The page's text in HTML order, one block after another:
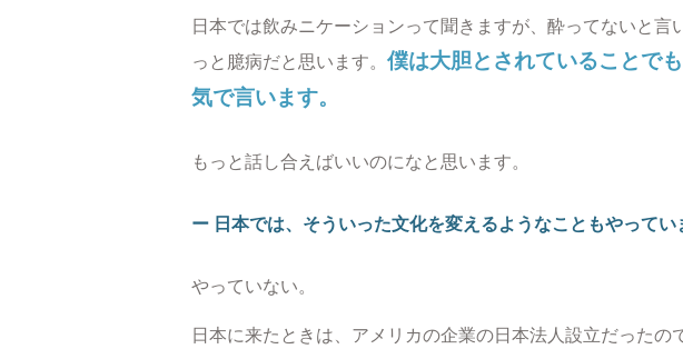
日本では飲みニケーションって聞きますが、酔ってないと言
っと臆病だと思います。 僕は大胆とされていることで
気で言います。
もっと話し合えばいいのになと思います。
ー 日本では、そういった文化を変えるようなこともやってい
やっていない。
日本に来たときは、アメリカの企業の日本法人設立だったの